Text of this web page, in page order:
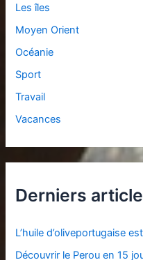
Les îles
Moyen Orient
Océanie
Sport
Travail
Vacances
Derniers
L’huile d’oliveportugaise
Découvrir le Perou en 15